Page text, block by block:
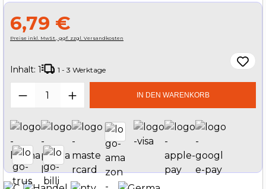
6,79 €
Preise inkl. MwSt., ggf. zzgl. Versandkosten
Inhalt: 1 1 - 3 Werktage
Produkt Anzahl: Gib denIN DEN WARENKORB